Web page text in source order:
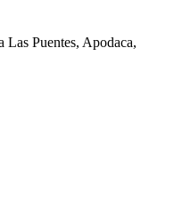
Puentes, Apodaca,